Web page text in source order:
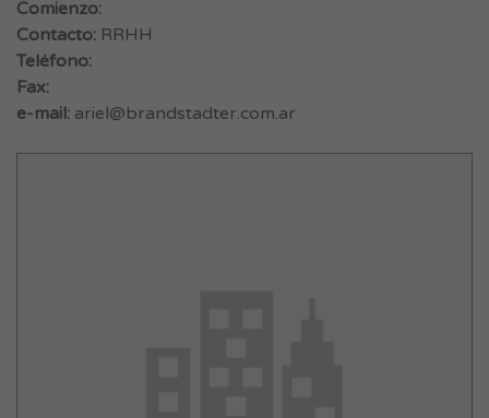
Comienzo:
Contacto: RRHH
Teléfono:
Fax:
e-mail: ariel@brandstadter.com.ar